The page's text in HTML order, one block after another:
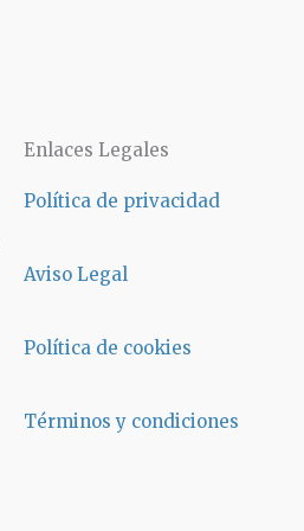
Enlaces Legales
Política de privacidad
Aviso Legal
Política de cookies
Términos y condiciones